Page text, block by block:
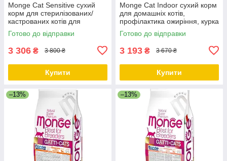
Monge Cat Sensitive сухий
корм для стерилізованих/
кастрованих котів для
травлення, курка 10 КГ
Готово до відправки
3 306 ₴ 3 800 ₴
Купити
Monge Cat Indoor сухий корм
для домашніх котів,
профілактика ожиріння, курка
10 КГ
Готово до відправки
3 193 ₴ 3 670 ₴
Купити
–13% –13%